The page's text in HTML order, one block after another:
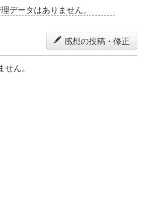
データはありません。
感想の投稿・修正
ん。